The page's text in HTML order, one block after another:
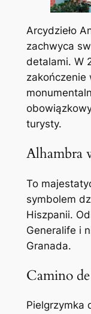
Arcydzieło
zachwyca
detalami. W
turysty.
Alhambra
To
symbolem
Hiszpanii.
Generalife i
Granada.
Camino
Pielgrzymka